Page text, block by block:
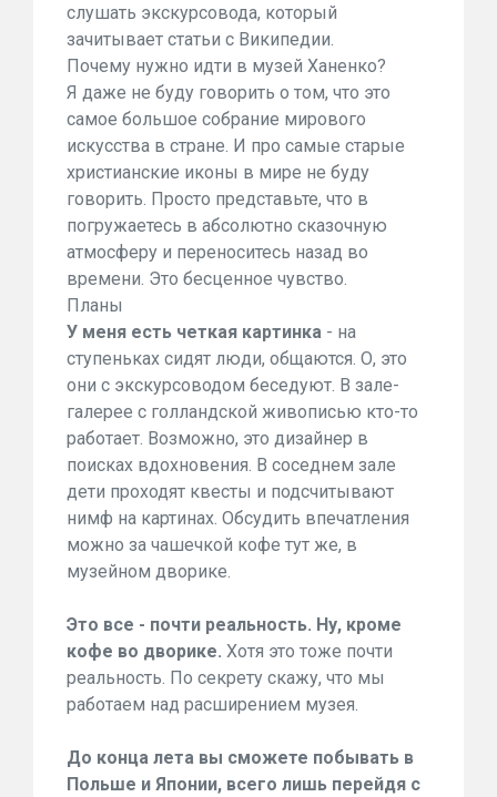
слушать экскурсовода, который
зачитывает статьи с Википедии.
Почему нужно идти в музей Ханенко?
Я даже не буду говорить о том, что это
самое большое собрание мирового
искусства в стране. И про самые старые
христианские иконы в мире не буду
говорить. Просто представьте, что в
погружаетесь в абсолютно сказочную
атмосферу и переноситесь назад во
времени. Это бесценное чувство.
Планы
У меня есть четкая картинка - на
ступеньках сидят люди, общаются. О, это
они с экскурсоводом беседуют. В зале-
галерее с голландской живописью кто-то
работает. Возможно, это дизайнер в
поисках вдохновения. В соседнем зале
дети проходят квесты и подсчитывают
нимф на картинах. Обсудить впечатления
можно за чашечкой кофе тут же, в
музейном дворике.
Это все - почти реальность. Ну, кроме
кофе во дворике. Хотя это тоже почти
реальность. По секрету скажу, что мы
работаем над расширением музея.
До конца лета вы сможете побывать в
Польше и Японии, всего лишь перейдя с